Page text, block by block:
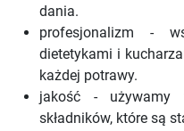
dania.
profesjonalizm -
dietetykami i
każdej potrawy.
jakość - używamy
składników, które są